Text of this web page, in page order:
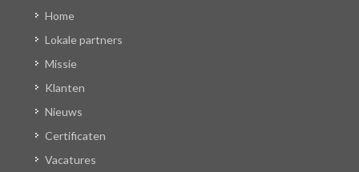
Home
Lokale partners
Missie
Klanten
Nieuws
Certificaten
Vacatures